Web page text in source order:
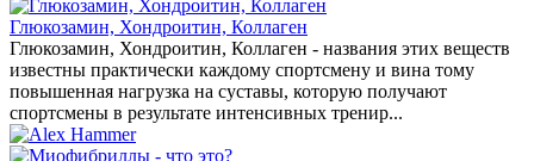
Глюкозамин, Хондроитин, Коллаген
Глюкозамин, Хондроитин, Коллаген - названия этих веществ
известны практически каждому спортсмену и вина тому
повышенная нагрузка на суставы, которую получают
спортсмены в результате интенсивных тренир...